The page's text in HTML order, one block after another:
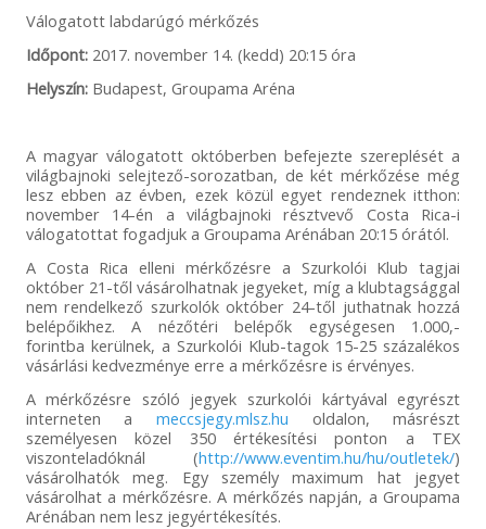
Válogatott labdarúgó mérkőzés
Időpont:2017. november 14. (kedd) 20:15 óra
Helyszín:Budapest, Groupama Aréna
A magyar válogatott októberben befejezte szereplését a
világbajnoki selejtező-sorozatban, de két mérkőzése még
lesz ebben az évben, ezek közül egyet rendeznek itthon:
november 14-én a világbajnoki résztvevő Costa Rica-i
válogatottat fogadjuk a Groupama Arénában 20:15 órától.
A Costa Rica elleni mérkőzésre a Szurkolói Klub tagjai
október 21-től vásárolhatnak jegyeket, míg a klubtagsággal
nem rendelkező szurkolók október 24-től juthatnak hozzá
belépőikhez. A nézőtéri belépők egységesen 1.000,-
forintba kerülnek, a Szurkolói Klub-tagok 15-25 százalékos
vásárlási kedvezménye erre a mérkőzésre is érvényes.
A mérkőzésre szóló jegyek szurkolói kártyával egyrészt
interneten a meccsjegy.mlsz.hu oldalon, másrészt
személyesen közel 350 értékesítési ponton a TEX
viszonteladóknál (http://www.eventim.hu/hu/outletek/)
vásárolhatók meg. Egy személy maximum hat jegyet
vásárolhat a mérkőzésre. A mérkőzés napján, a Groupama
Arénában nem lesz jegyértékesítés.